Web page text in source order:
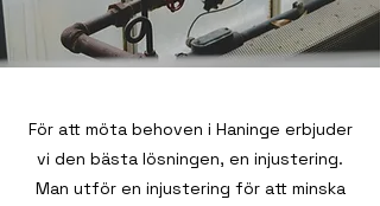
För att möta behoven i Haninge erbjuder
vi den bästa lösningen, en injustering.
Man utför en injustering för att minska